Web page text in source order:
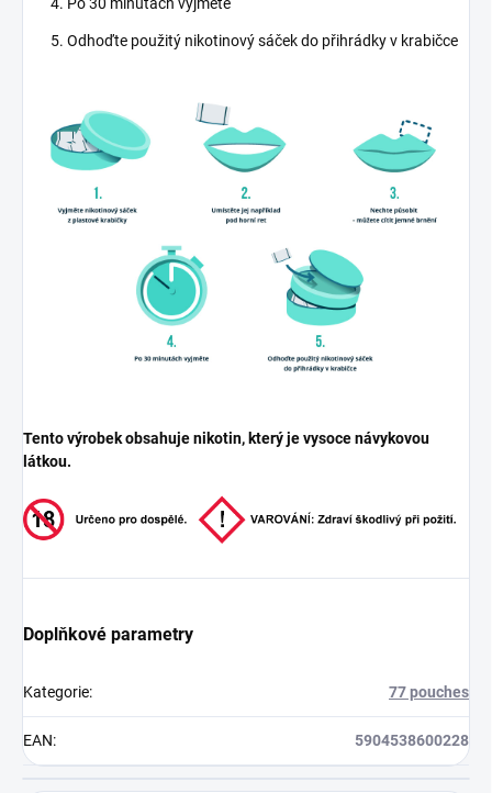
Odhoďte použitý nikotinový sáček do přihrádky v krabičce
Tento výrobek obsahuje nikotin, který je vysoce návykovou
látkou.
Doplňkové parametry
Kategorie: 77 pouches
EAN: 5904538600228